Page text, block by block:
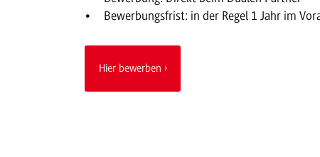
Bewerbungsfrist: in der Regel 1 Jahr im
Hier bewerben